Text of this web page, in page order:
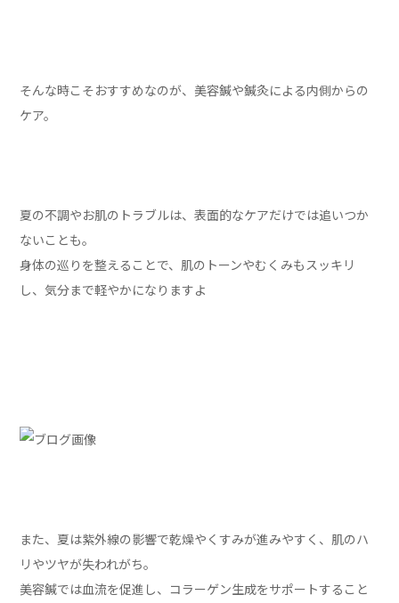
そんな時こそおすすめなのが、美容鍼や鍼灸による内側からの
ケア。
夏の不調やお肌のトラブルは、表面的なケアだけでは追いつか
ないことも。
身体の巡りを整えることで、肌のトーンやむくみもスッキリ
し、気分まで軽やかになりますよ
また、夏は紫外線の影響で乾燥やくすみが進みやすく、肌のハ
リやツヤが失われがち。
美容鍼では血流を促進し、コラーゲン生成をサポートすること